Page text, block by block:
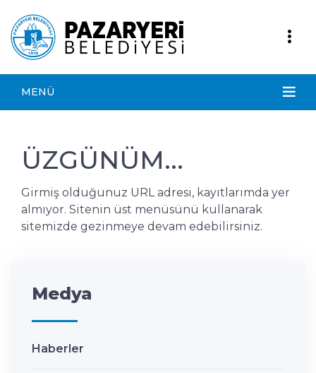
MENÜ
ÜZGÜNÜM...
Girmiş olduğunuz URL adresi, kayıtlarımda yer
almıyor. Sitenin üst menüsünü kullanarak
sitemizde gezinmeye devam edebilirsiniz.
Medya
Haberler